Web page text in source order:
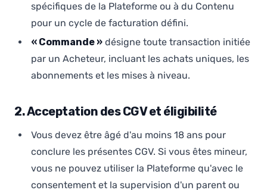
spécifiques de la Plateforme ou à du Contenu
pour un cycle de facturation défini.
« Commande » désigne toute transaction initiée
par un Acheteur, incluant les achats uniques, les
abonnements et les mises à niveau.
2. Acceptation des CGV et éligibilité
Vous devez être âgé d'au moins 18 ans pour
conclure les présentes CGV. Si vous êtes mineur,
vous ne pouvez utiliser la Plateforme qu'avec le
consentement et la supervision d'un parent ou